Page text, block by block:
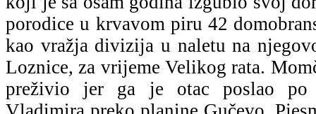
porodice u krvavom piru 42
kao vražja divizija u naletu na
Loznice, za vrijeme Velikog rata.
preživio jer ga je otac poslao po